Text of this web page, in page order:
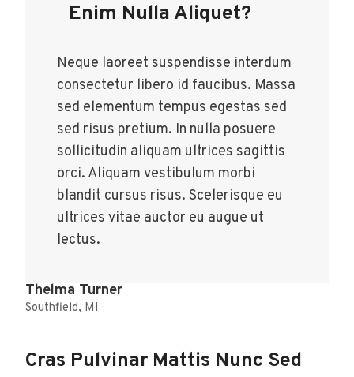
Enim Nulla Aliquet?
Neque laoreet suspendisse interdum
consectetur libero id faucibus. Massa
sed elementum tempus egestas sed
sed risus pretium. In nulla posuere
sollicitudin aliquam ultrices sagittis
orci. Aliquam vestibulum morbi
blandit cursus risus. Scelerisque eu
ultrices vitae auctor eu augue ut
lectus.
Thelma Turner
Southfield, MI
Cras Pulvinar Mattis Nunc Sed